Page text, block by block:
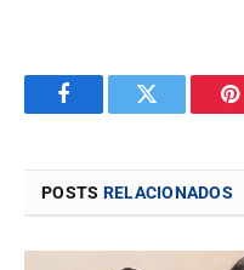
FacebookTwitter
POSTS RELACIONADOS